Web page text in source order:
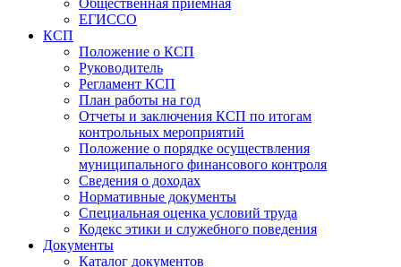
Общественная приемная
ЕГИССО
КСП
Положение о КСП
Руководитель
Регламент КСП
План работы на год
Отчеты и заключения КСП по итогам
контрольных мероприятий
Положение о порядке осуществления
муниципального финансового контроля
Сведения о доходах
Нормативные документы
Специальная оценка условий труда
Кодекс этики и служебного поведения
Документы
Каталог документов